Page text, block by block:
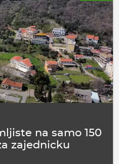
na samo 150
zajednicku